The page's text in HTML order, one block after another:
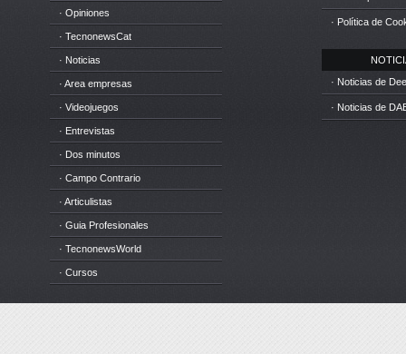
· Opiniones
· TecnonewsCat
· Noticias
· Area empresas
· Videojuegos
· Entrevistas
· Dos minutos
· Campo Contrario
· Articulistas
· Guia Profesionales
· TecnonewsWorld
· Cursos
· Política de
· Noticias de
· Noticias de